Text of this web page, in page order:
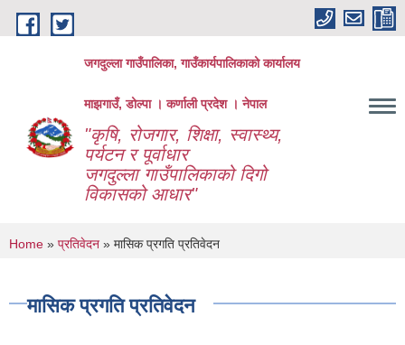
Skip to main content
जगदुल्ला गाउँपालिका, गाउँकार्यपालिकाको कार्यालय
माझगाउँ, डोल्पा । कर्णाली प्रदेश । नेपाल
"कृषि, रोजगार, शिक्षा, स्वास्थ्य,
पर्यटन र पूर्वाधार
जगदुल्ला गाउँपालिकाको दिगो
विकासको आधार"
You are here
Home » प्रतिवेदन » मासिक प्रगति प्रतिवेदन
मासिक प्रगति प्रतिवेदन